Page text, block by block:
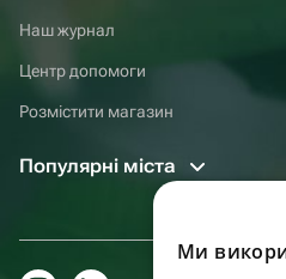
Наш журнал
Центр допомоги
Розмістити магазин
Популярні міста
Ми